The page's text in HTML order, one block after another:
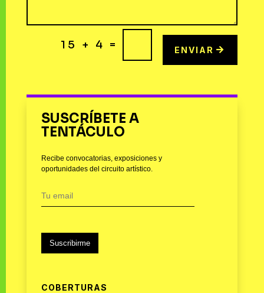
15 + 4 = ENVIAR
SUSCRÍBETE A
TENTÁCULO
Recibe convocatorias, exposiciones y
oportunidades del circuito artístico.
Suscribirme
COBERTURAS